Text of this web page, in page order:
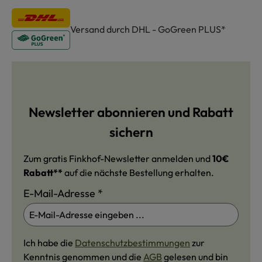
Versand durch DHL - GoGreen PLUS*
Newsletter abonnieren und Rabatt
sichern
Zum gratis Finkhof-Newsletter anmelden und10€
Rabatt** auf die nächste Bestellung erhalten.
E-Mail-Adresse *
Ich habe die Datenschutzbestimmungen zur
Kenntnis genommen und die AGB gelesen und bin